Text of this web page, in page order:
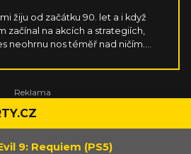
žiju od začátku 90. let a i když
začínal na akcích a strategiích,
neohrnu nos téměř nad ničím.
takový. Díky kontinuálnímu přísunu
průmysl nejspíš jen tak bavit
9: Requiem (PS5)